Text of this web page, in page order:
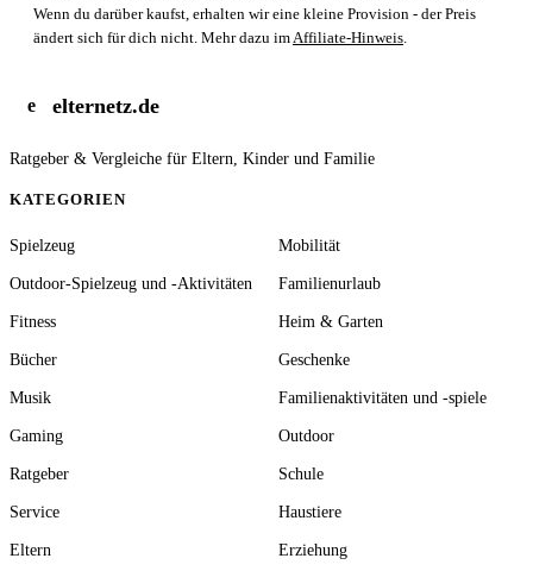
Wenn du darüber kaufst, erhalten wir eine kleine Provision - der Preis
ändert sich für dich nicht. Mehr dazu im Affiliate-Hinweis
e elternetz.de
Ratgeber & Vergleiche für Eltern, Kinder und Familie
KATEGORIEN
Spielzeug Mobilität
Outdoor-Spielzeug und -Aktivitäten Familienurlaub
Fitness Heim & Garten
Bücher Geschenke
Musik Familienaktivitäten und -spiele
Gaming Outdoor
Ratgeber Schule
Service Haustiere
Eltern Erziehung